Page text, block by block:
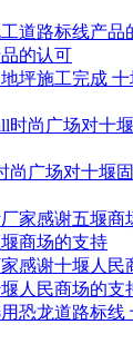
的认可
十
尚广场对十堰
商场的支持
人民商场的支